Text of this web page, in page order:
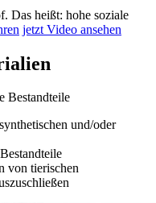
Das heißt: hohe soziale
jetzt Video ansehen
Bestandteile
und/oder
von tierischen